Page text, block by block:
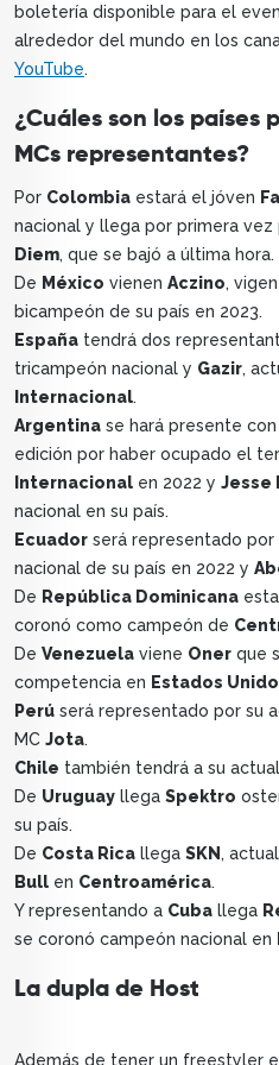
boletería disponible para el
alrededor del mundo en los
YouTube.
¿Cuáles son los países
MCs representantes?
Por Colombia estará el jóven
nacional y llega por primera vez
Diem, que se bajó a última hora.
De México vienen Aczino,
bicampeón de su país en 2023.
España tendrá dos
tricampeón nacional y Gazir,
Internacional.
Argentina se hará presente con
edición por haber ocupado el
Internacional en 2022 y Jesse
nacional en su país.
Ecuador será representado por
nacional de su país en 2022 y
De República Dominicana
coronó como campeón de
De Venezuela viene Oner que
competencia en Estados
Perú será representado por su
MC Jota.
Chile también tendrá a su
De Uruguay llega Spektro
su país.
De Costa Rica llega SKN,
Bull en Centroamérica.
Y representando a Cuba llega
se coronó campeón nacional en
La dupla de Host
Además de tener un freestyler